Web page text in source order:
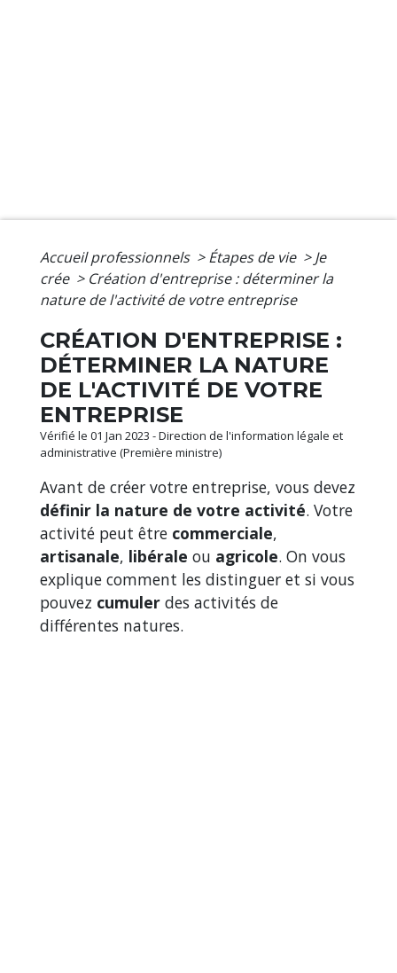
Accueil professionnels > Étapes de vie > Je
crée > Création d'entreprise : déterminer la
nature de l'activité de votre entreprise
CRÉATION D'ENTREPRISE :
DÉTERMINER LA NATURE
DE L'ACTIVITÉ DE VOTRE
ENTREPRISE
Vérifié le 01 Jan 2023 - Direction de l'information légale et
administrative (Première ministre)
Avant de créer votre entreprise, vous devez
définir la nature de votre activité. Votre
activité peut être commerciale,
artisanale, libérale ou agricole. On vous
explique comment les distinguer et si vous
pouvez cumuler des activités de
différentes natures.